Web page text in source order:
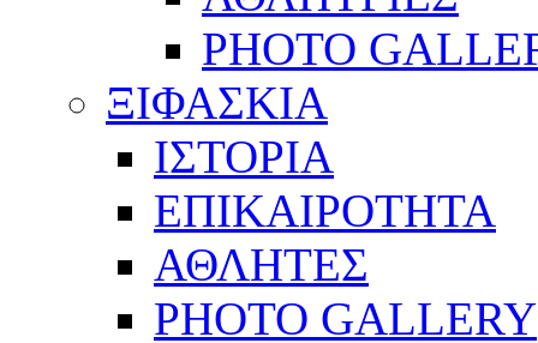
PHOTO
ΞΙΦΑΣΚΙΑ
ΙΣΤΟΡΙΑ
ΕΠΙΚΑΙΡΟΤΗΤΑ
ΑΘΛΗΤΕΣ
PHOTO GALLERY